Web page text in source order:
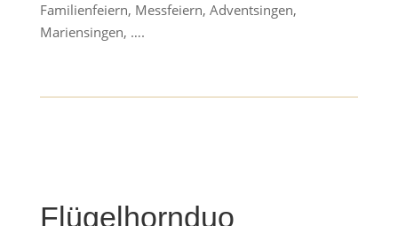
Familienfeiern, Messfeiern, Adventsingen,
Mariensingen, ….
Flügelhornduo